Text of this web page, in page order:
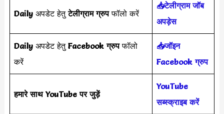
Daily अपडेट हेतुटेलीग्राम ग्रुपफॉलो करें
📥टेलीग्राम जॉब
अपड़ेस
Daily अपडेट हेतुFacebook ग्रुपफॉलो
करें
📥जॉइन
Facebook ग्रुप
हमारे साथ YouTube पर जुड़ें
YouTube
सब्स्क्राइब करें